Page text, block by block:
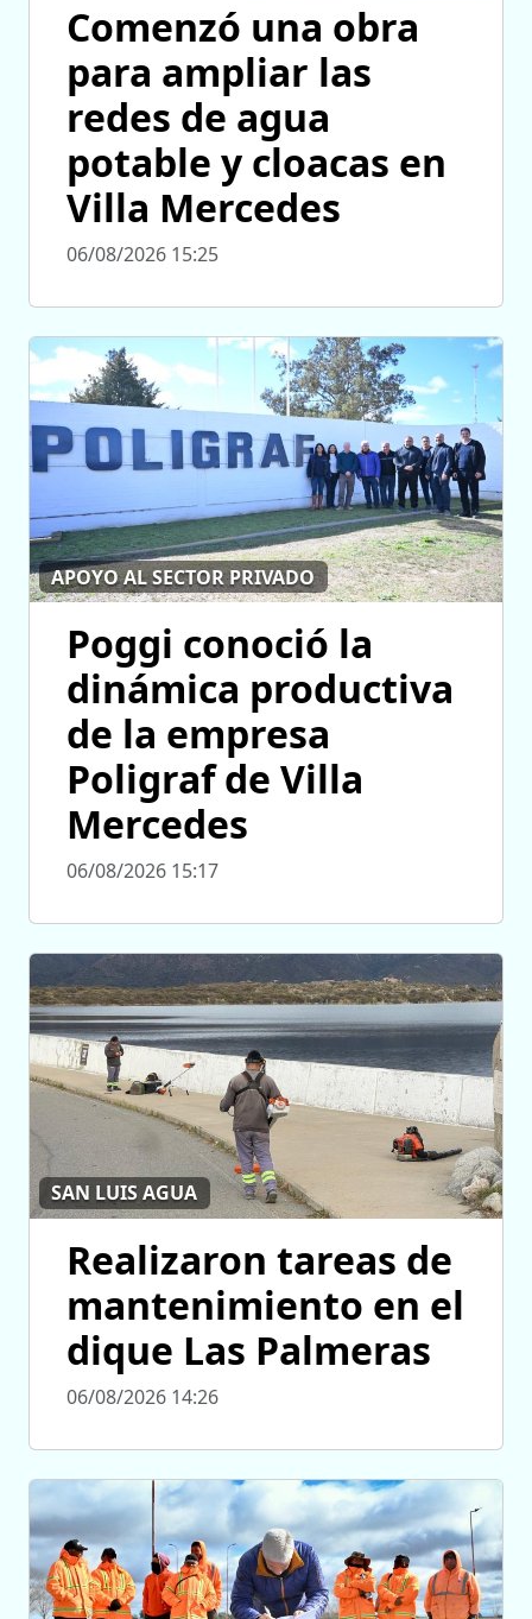
Comenzó una obra
para ampliar las
redes de agua
potable y cloacas en
Villa Mercedes
06/08/2026 15:25
APOYO AL SECTOR PRIVADO
Poggi conoció la
dinámica productiva
de la empresa
Poligraf de Villa
Mercedes
06/08/2026 15:17
SAN LUIS AGUA
Realizaron tareas de
mantenimiento en el
dique Las Palmeras
06/08/2026 14:26